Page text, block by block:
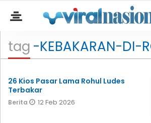
tag -KEBAKARAN-DI-
26 Kios Pasar Lama Rohul Ludes
Terbakar
Berita 12 Feb 2026